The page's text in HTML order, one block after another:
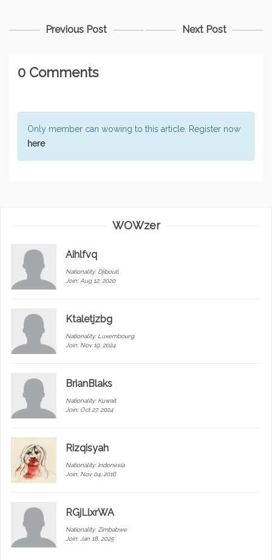
Previous Post Next Post
0 Comments
Only member can wowing to this article. Register now
here
WOWzer
Aihlfvq
Nationality: Djibouti
Join: Aug 12, 2020
Ktaletjzbg
Nationality: Luxembourg
Join: Nov 19, 2024
BrianBlaks
Nationality: Kuwait
Join: Oct 27, 2024
Rizqisyah
Nationality: Indonesia
Join: Nov 04, 2016
RGjLlxrWA
Nationality: Zimbabwe
Join: Jan 18, 2025